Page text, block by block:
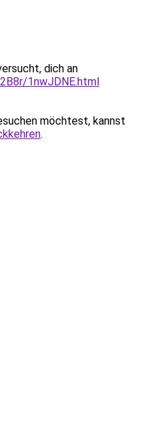
dich an
1nwJDNE.html
möchtest, kannst
.